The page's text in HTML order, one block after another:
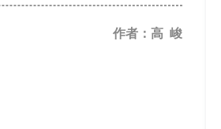
作者：高 峻